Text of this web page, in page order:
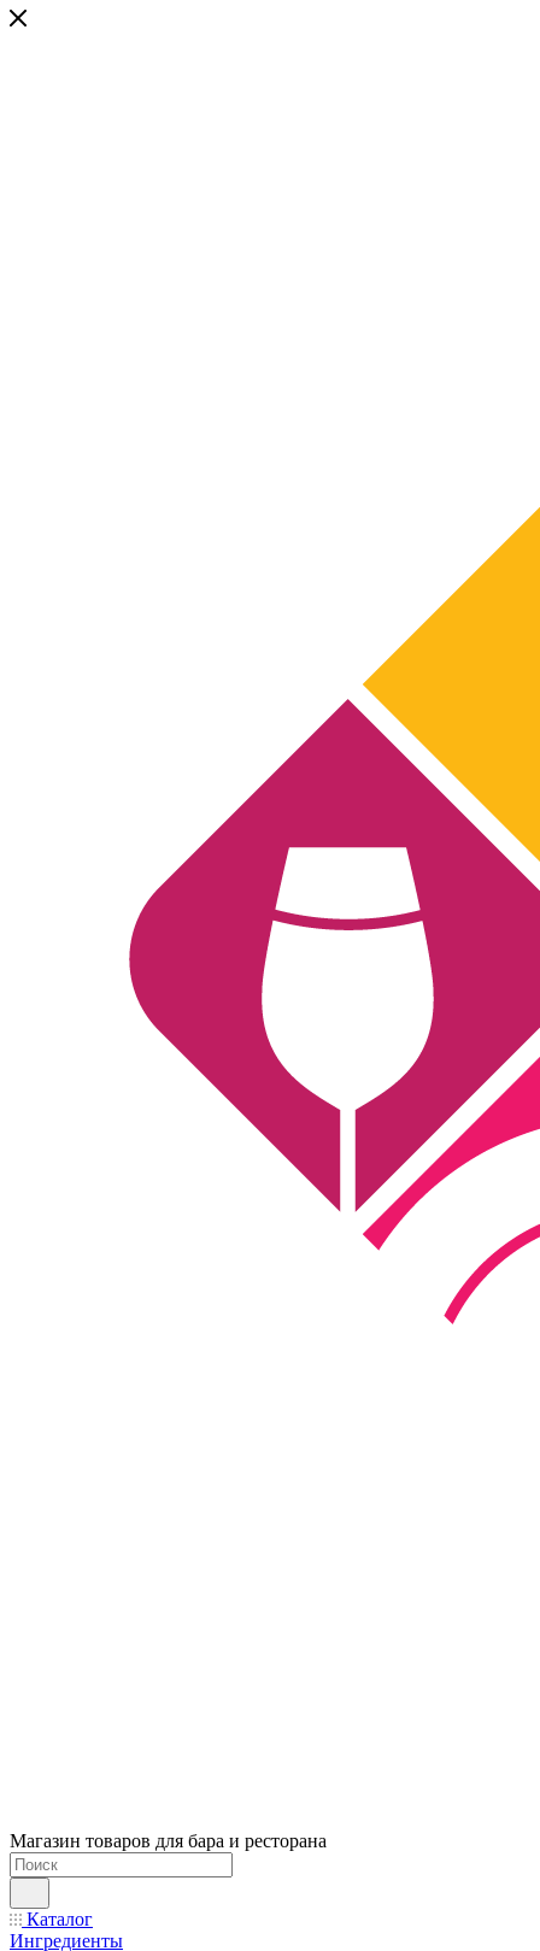
Магазин товаров для бара и ресторана
Каталог
Ингредиенты